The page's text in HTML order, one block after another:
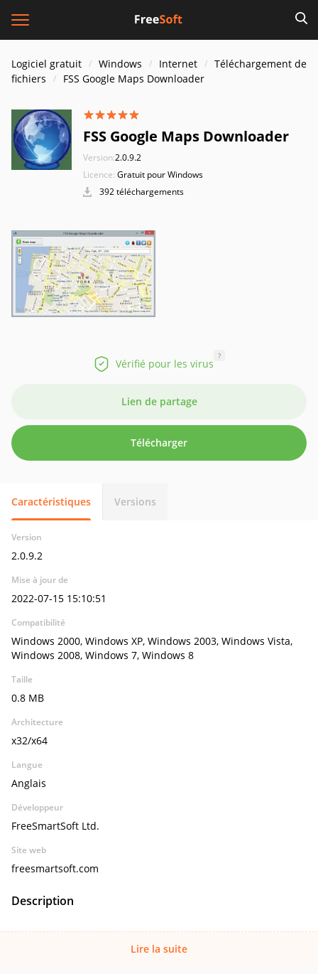
Logiciel gratuit Windows Internet
Téléchargement de
fichiers
FSS Google Maps Downloader
FSS Google Maps Downloader
Version:2.0.9.2
Licence: Gratuit pour Windows
392 téléchargements
Vérifié pour les virus
?
Lien de partage
Télécharger
Caractéristiques Versions
Version
2.0.9.2
Mise à jour de
2022-07-15 15:10:51
Compatibilité
Windows 2000, Windows XP, Windows 2003, Windows Vista,
Windows 2008, Windows 7, Windows 8
Taille
0.8 MB
Architecture
x32/x64
Langue
Anglais
Développeur
FreeSmartSoft Ltd.
Site web
freesmartsoft.com
Description
Lire la suite